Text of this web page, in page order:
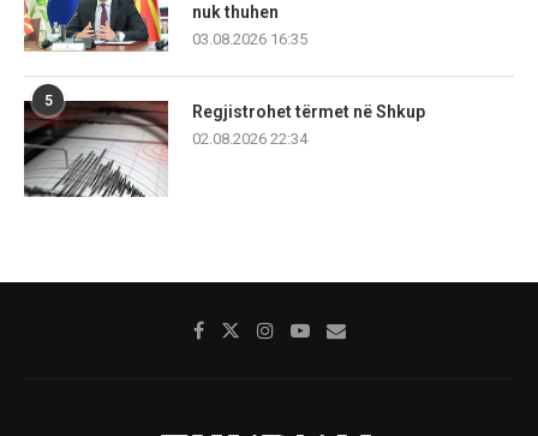
nuk thuhen
03.08.2026 16:35
5
Regjistrohet tërmet në Shkup
02.08.2026 22:34